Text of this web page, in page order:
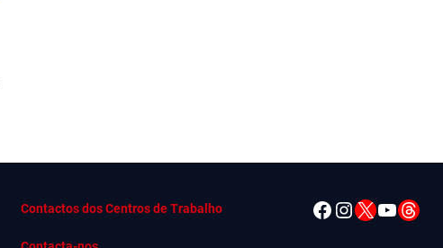
Contactos dos Centros de Trabalho Facebook
Instagram
X